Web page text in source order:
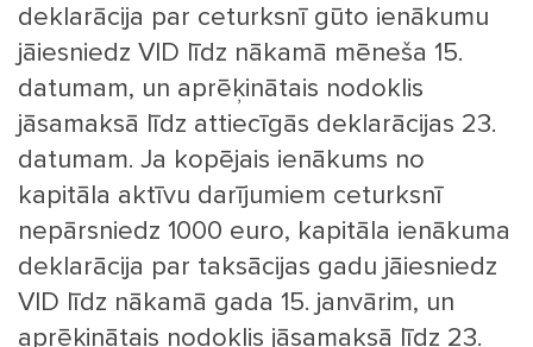
deklarācija par ceturksnī gūto ienākumu
jāiesniedz VID līdz nākamā mēneša 15.
datumam, un aprēķinātais nodoklis
jāsamaksā līdz attiecīgās deklarācijas 23.
datumam. Ja kopējais ienākums no
kapitāla aktīvu darījumiem ceturksnī
nepārsniedz 1000 euro, kapitāla ienākuma
deklarācija par taksācijas gadu jāiesniedz
VID līdz nākamā gada 15. janvārim, un
aprēķinātais nodoklis jāsamaksā līdz 23.